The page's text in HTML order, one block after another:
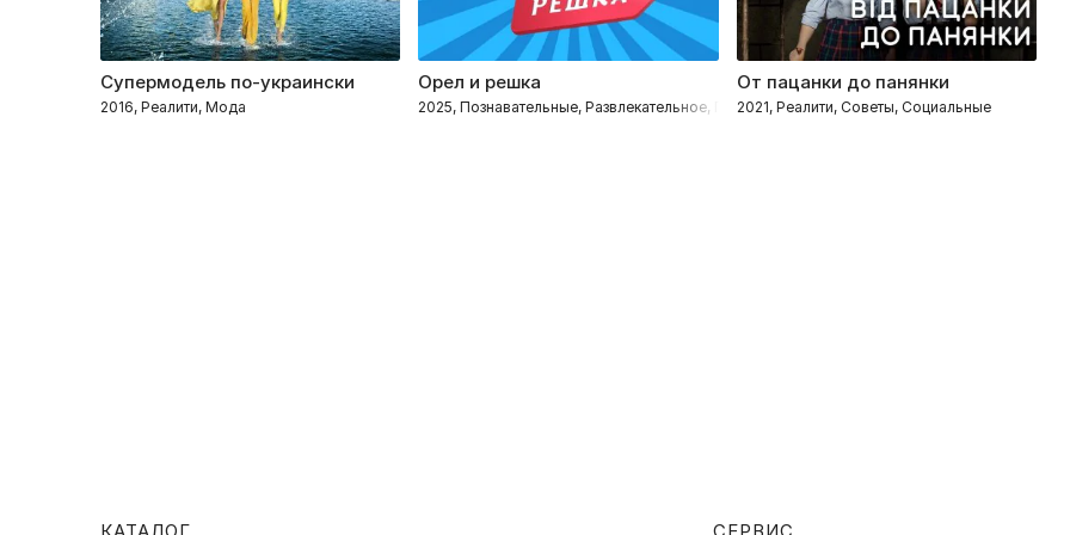
Супермодель по-украински
2016, Реалити, Мода
Орел и решка
2025, Познавательные, Развлекательное, Путешествия
От пацанки до панянки
2021, Реалити, Советы, Социальные